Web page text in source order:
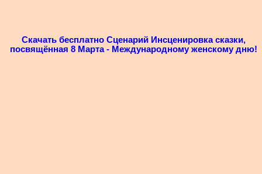
Скачать бесплатно Сценарий Инсценировка сказки,
посвящённая 8 Марта - Международному женскому дню!